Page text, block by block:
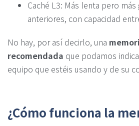
Caché L3: Más lenta pero
anteriores, con capacidad
No hay, por así decirlo, una
recomendada que podamos
equipo que estéis usando y de su
¿Cómo funciona la